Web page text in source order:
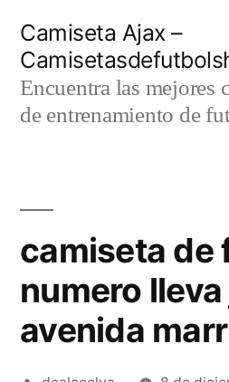
contenido
Camiseta Ajax –
Encuentra las mejores
de entrenamiento de
camiseta de
numero
avenida